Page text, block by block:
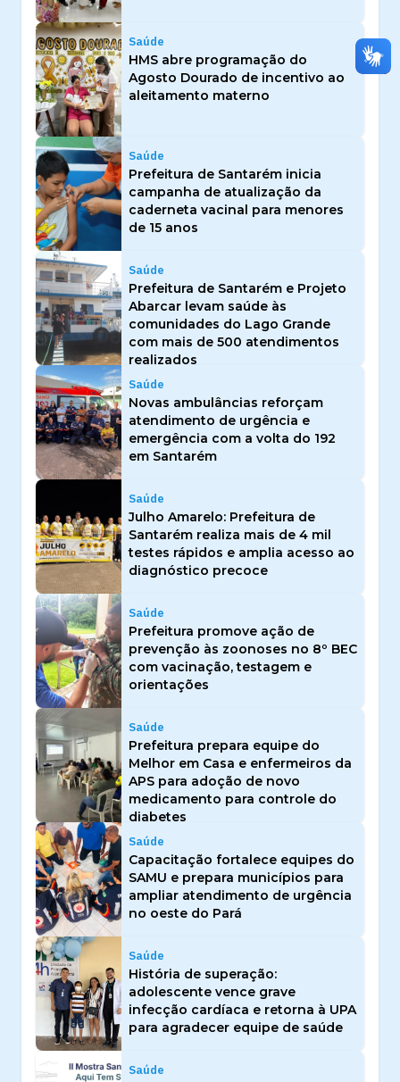
Saúde
HMS abre programação do
Agosto Dourado de incentivo ao
aleitamento materno
Saúde
Prefeitura de Santarém inicia
campanha de atualização da
caderneta vacinal para menores
de 15 anos
Saúde
Prefeitura de Santarém e Projeto
Abarcar levam saúde às
comunidades do Lago Grande
com mais de 500 atendimentos
realizados
Saúde
Novas ambulâncias reforçam
atendimento de urgência e
emergência com a volta do 192
em Santarém
Saúde
Julho Amarelo: Prefeitura de
Santarém realiza mais de 4 mil
testes rápidos e amplia acesso ao
diagnóstico precoce
Saúde
Prefeitura promove ação de
prevenção às zoonoses no 8º BEC
com vacinação, testagem e
orientações
Saúde
Prefeitura prepara equipe do
Melhor em Casa e enfermeiros da
APS para adoção de novo
medicamento para controle do
diabetes
Saúde
Capacitação fortalece equipes do
SAMU e prepara municípios para
ampliar atendimento de urgência
no oeste do Pará
Saúde
História de superação:
adolescente vence grave
infecção cardíaca e retorna à UPA
para agradecer equipe de saúde
Saúde